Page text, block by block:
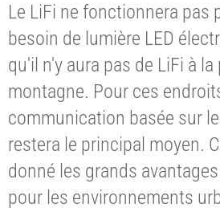
Le LiFi ne fonctionnera pas
besoin de lumière LED
qu'il n'y aura pas de LiFi à la
montagne. Pour ces
communication basée sur
restera le principal moyen.
donné les grands
pour les environnements